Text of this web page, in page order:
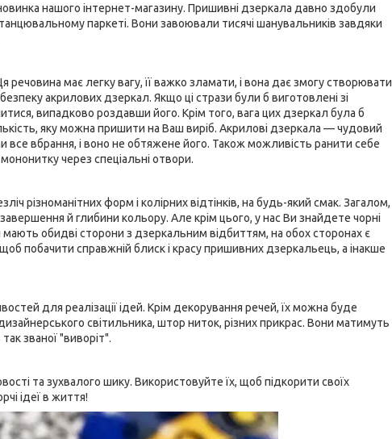
нашого інтернет-магазину. Пришивні дзеркала давно здобули
паркеті. Вони завоювали тисячі шанувальників завдяки
має легку вагу, її важко зламати, і вона дає змогу створювати
акрилових дзеркал. Якщо ці стрази були б виготовлені зі
випадково роздавши його. Крім того, вага цих дзеркал була б
яку можна пришити на Ваш виріб. Акрилові дзеркала — чудовий
вбрання, і воно не обтяжене його. Також можливість ранити себе
через спеціальні отвори.
різноманітних форм і колірних відтінків, на будь-який смак. Загалом,
й глибини кольору. Але крім цього, у нас Ви знайдете чорні
обидві сторони з дзеркальним відбиттям, на обох сторонах є
щоб побачити справжній блиск і красу пришивних дзеркальець, а інакше
для реалізації ідей. Крім декорування речей, їх можна буде
світильника, штор ниток, різних прикрас. Вони матимуть
званої "виворіт".
та зухвалого шику. Використовуйте їх, щоб підкорити своїх
ідеї в життя!